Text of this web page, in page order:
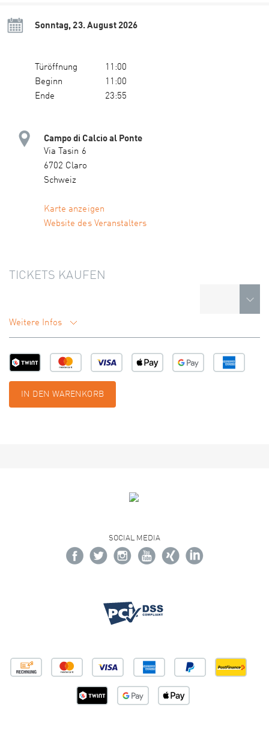
Sonntag, 23. August 2026
Türöffnung
11:00
Beginn
11:00
Ende
23:55
Campo di Calcio al Ponte
Via Tasin 6
6702 Claro
Schweiz
Karte anzeigen
Website des Veranstalters
TICKETS KAUFEN
Weitere Infos
IN DEN WARENKORB
SOCIAL MEDIA